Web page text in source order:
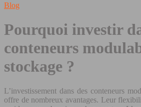
Blog
Pourquoi investir
conteneurs
stockage ?
L’investissement dans des conteneurs
offre de nombreux avantages. Leur